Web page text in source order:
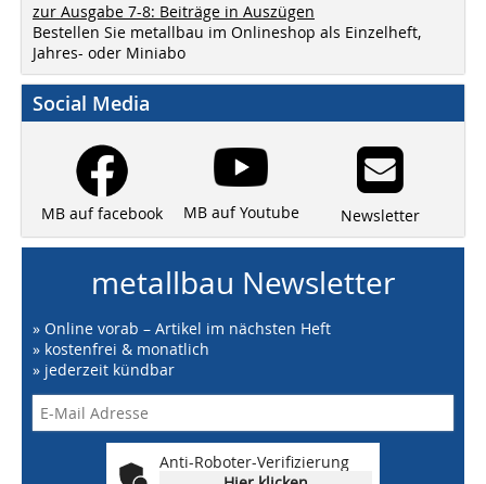
zur Ausgabe 7-8: Beiträge in Auszügen
Bestellen Sie metallbau im Onlineshop als Einzelheft,
Jahres- oder Miniabo
Social Media
MB auf facebook MB auf Youtube Newsletter
metallbau Newsletter
» Online vorab – Artikel im nächsten Heft
» kostenfrei & monatlich
» jederzeit kündbar
Anti-Roboter-Verifizierung